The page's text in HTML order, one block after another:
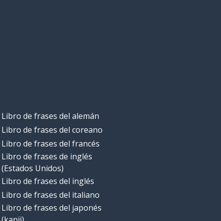
Libro de frases del alemán
Libro de frases del coreano
Libro de frases del francés
Libro de frases de inglés
(Estados Unidos)
Libro de frases del inglés
Libro de frases del italiano
Libro de frases del japonés